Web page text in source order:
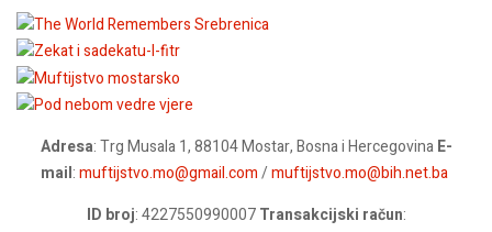
Adresa: Trg Musala 1, 88104 Mostar, Bosna i HercegovinaE-
mail:muftijstvo.mo@gmail.com/muftijstvo.mo@bih.net.ba
ID broj: 4227550990007 Transakcijski račun: